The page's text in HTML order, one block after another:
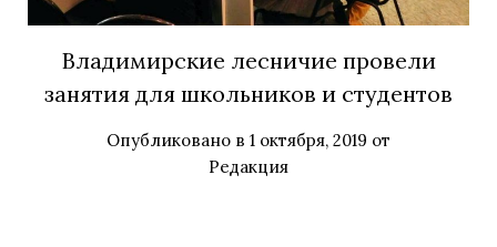
Владимирские лесничие провели
занятия для школьников и студентов
Опубликовано в 1 октября, 2019 от
Редакция